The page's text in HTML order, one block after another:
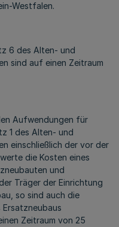
Westfalen.
6 des Alten- und
sind auf einen Zeitraum
Aufwendungen für
1 des Alten- und
einschließlich der vor der
die Kosten eines
und
Träger der Einrichtung
so sind auch die
Zeitraum von 25